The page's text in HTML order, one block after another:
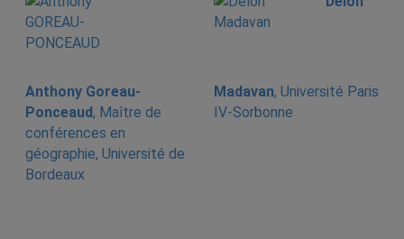
Anthony Goreau-
Ponceaud, Maître de
conférences en
géographie, Université de
Bordeaux
Madavan, Université Paris
IV-Sorbonne